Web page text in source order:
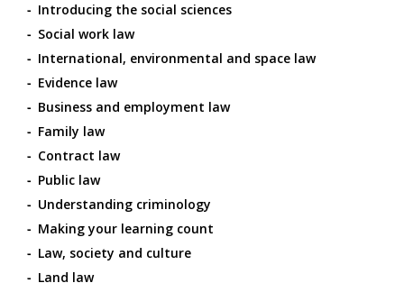
Introducing the social sciences
Social work law
International, environmental and space law
Evidence law
Business and employment law
Family law
Contract law
Public law
Understanding criminology
Making your learning count
Law, society and culture
Land law